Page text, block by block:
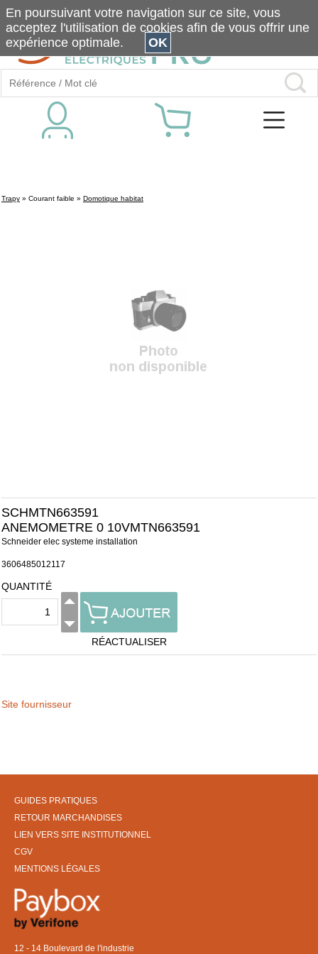
Trapy » Courant faible » Domotique habitat
SCHMTN663591
ANEMOMETRE 0 10VMTN663591
Schneider elec systeme installation
3606485012117
QUANTITÉ
RÉACTUALISER
Site fournisseur
GUIDES PRATIQUES
RETOUR MARCHANDISES
LIEN VERS SITE INSTITUTIONNEL
CGV
MENTIONS LÉGALES
12 - 14 Boulevard de l'industrie
En poursuivant votre navigation sur ce site, vous
acceptez l'utilisation de cookies afin de vous offrir une
expérience optimale.
OK